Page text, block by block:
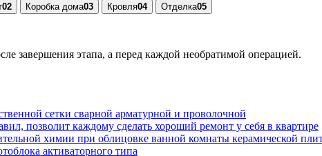
02 Коробка дома03 Кровля04 Отделка05
завершения этапа, а перед каждой необратимой операцией.
сетки сварной арматурной и проволочной
позволит каждому сделать хороший ремонт у себя в квартире
химии при облицовке ванной комнаты керамической
активаторного типа